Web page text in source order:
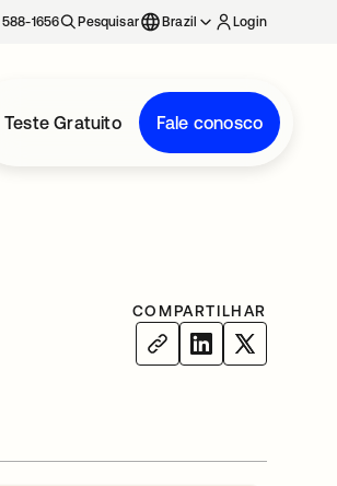
1656 Pesquisar Brazil Login
Teste Gratuito Fale conosco
COMPARTILHAR